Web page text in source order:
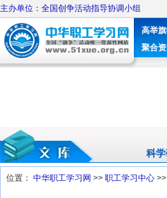
主办单位：全国创争活动指导协调小组
高举
聚合
科
位置： 中华职工学习网 >> 职工学习中心 >>